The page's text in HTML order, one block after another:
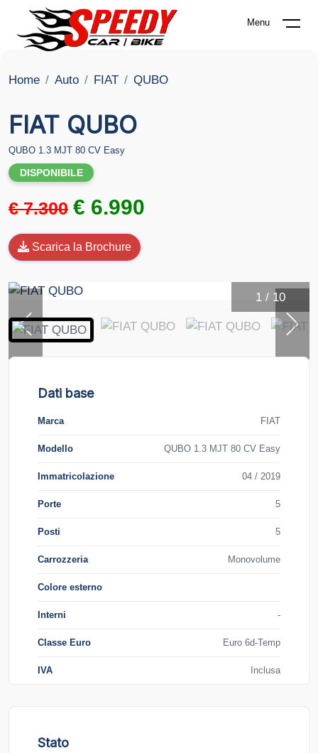
Menu
Home Auto FIAT QUBO
FIAT QUBO
QUBO 1.3 MJT 80 CV Easy
DISPONIBILE
€ 7.300 € 6.990
Scarica la Brochure
1 / 10
Dati base
Marca FIAT
Modello QUBO 1.3 MJT 80 CV Easy
Immatricolazione 04 / 2019
Porte 5
Posti 5
Carrozzeria Monovolume
Colore esterno
Interni -
Classe Euro Euro 6d-Temp
IVA Inclusa
Stato